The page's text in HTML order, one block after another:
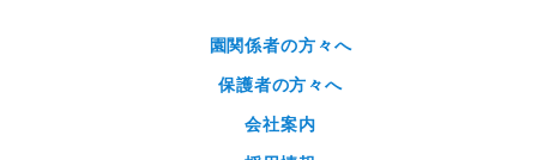
園関係者の方々へ
保護者の方々へ
会社案内